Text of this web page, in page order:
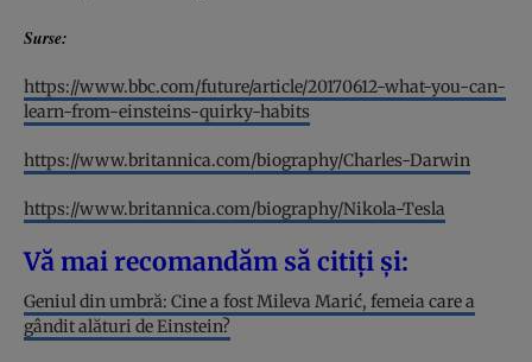
Surse:
https://www.bbc.com/future/article/20170612-what-you-can-
learn-from-einsteins-quirky-habits
https://www.britannica.com/biography/Charles-Darwin
https://www.britannica.com/biography/Nikola-Tesla
Vă mai recomandăm să citiți și:
Geniul din umbră: Cine a fost Mileva Marić, femeia care a
gândit alături de Einstein?